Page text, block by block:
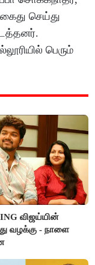
செய்து
பெரும்
விஜய்யின்
வழக்கு - நாளை